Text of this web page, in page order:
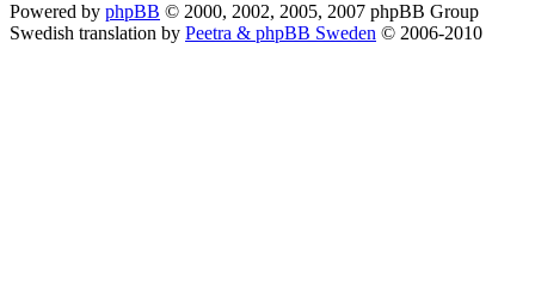
Powered by phpBB © 2000, 2002, 2005, 2007 phpBB Group
Swedish translation by Peetra & phpBB Sweden © 2006-2010